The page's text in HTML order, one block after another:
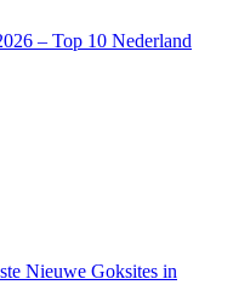
– Top 10 Nederland
Nieuwe Goksites in